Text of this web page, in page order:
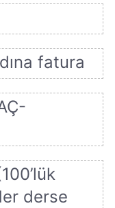
fatura
derse